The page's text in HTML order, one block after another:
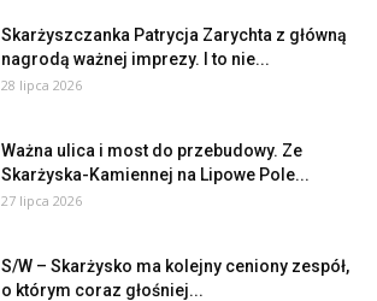
Skarżyszczanka Patrycja Zarychta z główną
nagrodą ważnej imprezy. I to nie...
28 lipca 2026
Ważna ulica i most do przebudowy. Ze
Skarżyska-Kamiennej na Lipowe Pole...
27 lipca 2026
S/W – Skarżysko ma kolejny ceniony zespół,
o którym coraz głośniej...